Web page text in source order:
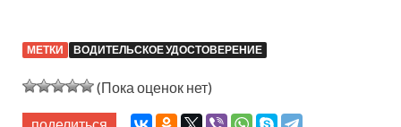
МЕТКИ ВОДИТЕЛЬСКОЕ УДОСТОВЕРЕНИЕ
(Пока оценок нет)